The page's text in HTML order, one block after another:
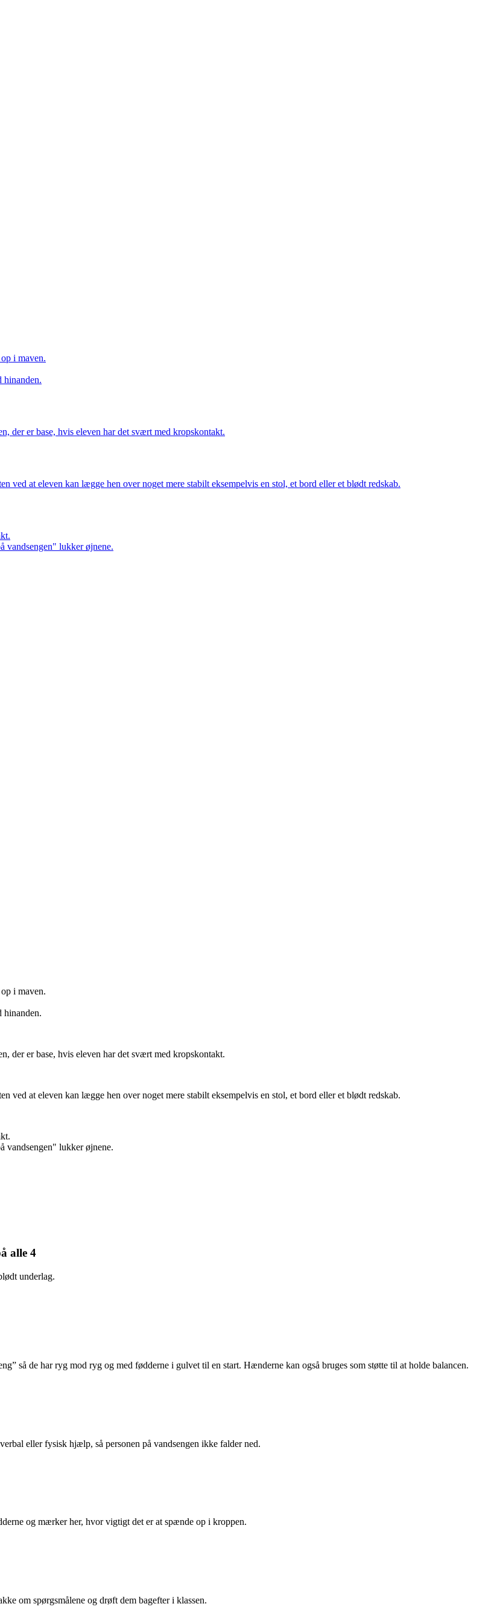
i maven.
hinanden.
der er base, hvis eleven har det svært med kropskontakt.
ved at eleven kan lægge hen over noget mere stabilt eksempelvis en stol, et bord eller et blødt redskab.
vandsengen" lukker øjnene.
i maven.
hinanden.
der er base, hvis eleven har det svært med kropskontakt.
ved at eleven kan lægge hen over noget mere stabilt eksempelvis en stol, et bord eller et blødt redskab.
vandsengen" lukker øjnene.
alle 4
underlag.
så de har ryg mod ryg og med fødderne i gulvet til en start. Hænderne kan også bruges som støtte til at holde balancen.
eller fysisk hjælp, så personen på vandsengen ikke falder ned.
og mærker her, hvor vigtigt det er at spænde op i kroppen.
om spørgsmålene og drøft dem bagefter i klassen.